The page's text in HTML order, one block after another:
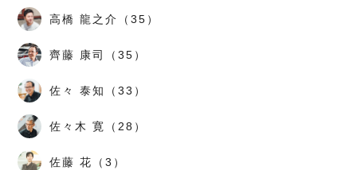
高橋 龍之介（35）
齊藤 康司（35）
佐々 泰知（33）
佐々木 寛（28）
佐藤 花（3）